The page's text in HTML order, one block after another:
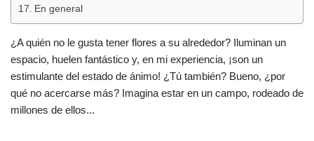
En general
¿A quién no le gusta tener flores a su alrededor? Iluminan un
espacio, huelen fantástico y, en mi experiencia, ¡son un
estimulante del estado de ánimo! ¿Tú también? Bueno, ¿por
qué no acercarse más? Imagina estar en un campo, rodeado de
millones de ellos...